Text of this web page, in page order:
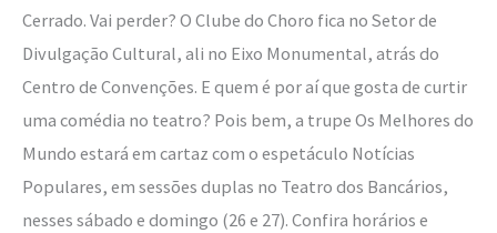
Cerrado. Vai perder? O Clube do Choro fica no Setor de
Divulgação Cultural, ali no Eixo Monumental, atrás do
Centro de Convenções. E quem é por aí que gosta de curtir
uma comédia no teatro? Pois bem, a trupe Os Melhores do
Mundo estará em cartaz com o espetáculo Notícias
Populares, em sessões duplas no Teatro dos Bancários,
nesses sábado e domingo (26 e 27). Confira horários e